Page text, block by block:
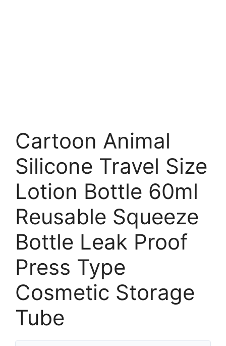
Cartoon Animal
Silicone Travel Size
Lotion Bottle 60ml
Reusable Squeeze
Bottle Leak Proof
Press Type
Cosmetic Storage
Tube